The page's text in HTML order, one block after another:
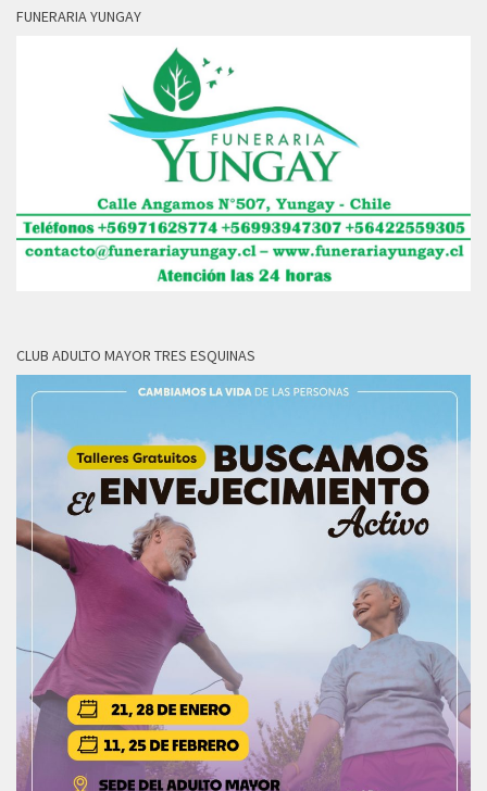
FUNERARIA YUNGAY
CLUB ADULTO MAYOR TRES ESQUINAS